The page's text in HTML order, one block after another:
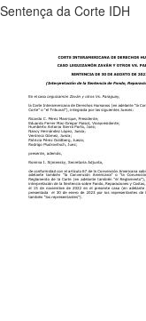
Sentença da Corte IDH